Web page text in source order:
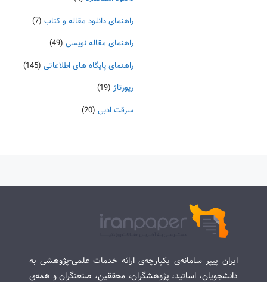
راهنمای دانلود مقاله و کتاب (7)
راهنمای مقاله نویسی (49)
راهنمای پایگاه های اطلاعاتی (145)
رپورتاژ (19)
سرقت ادبی (20)
ایران پیپر سامانه‌ی یکپارچه‌ی ارائه خدمات علمی-پژوهشی به
دانشجویان، اساتید، پژوهشگران، محققین، صنعتگران و همه‌ی